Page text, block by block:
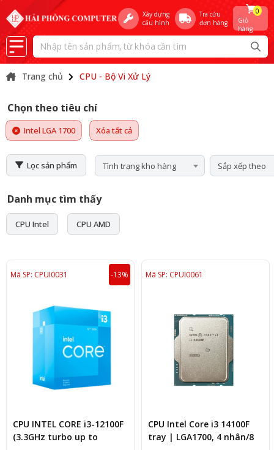
Xây dựng
cấu hình
Tra cứu
đơn hàng
Giỏ
hàng
0
Trang chủ CPU - Bộ Vi Xử Lý
Chọn theo tiêu chí
Intel LGA 1700 Xóa tất cả
Lọc sản phẩm Tình trạng kho hàng Sắp xếp theo
Danh mục tìm thấy
CPU Intel CPU AMD
Mã SP: CPUI0031 -13%
CPU INTEL CORE i3-12100F
(3.3GHz turbo up to
Mã SP: CPUI0061
CPU Intel Core i3 14100F
tray | LGA1700, 4 nhân/8